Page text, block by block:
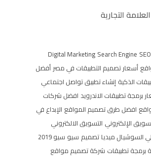
التجارية
Digital Marketing Search Engine SEO
أسعار تصميم التطبيقات في مصر أفضل
الذكية إنشاء تطبيق تواصل اجتماعي
برمجة تطبيقات الاندرويد افضل شركات
افضل طرق تصميم المواقع الإبداع في
الإلكتروني التسويق الالكتروني
السوشيال ميديا تصميم سيو سيو 2019
برمجة تطبيقات شركة تصميم مواقع